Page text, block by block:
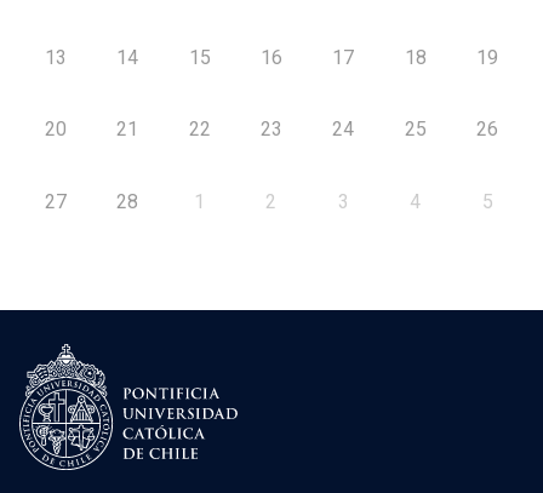
13 14 15 16 17 18 19
20 21 22 23 24 25 26
27 28 1 2 3 4 5